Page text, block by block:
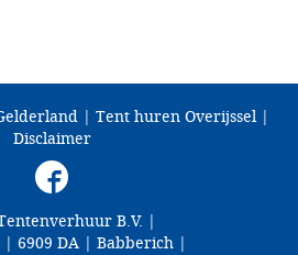
| Tent huren Overijssel|
Disclaimer
B.V. |
| 6909 DA | Babberich |